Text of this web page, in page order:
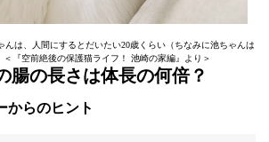
は、人間にするとだいたい20歳くらい（ちなみに池ちゃんは
＜『空前絶後の保護猫ライフ！ 池崎の家編』より＞
腸の長さは体長の何倍？
からのヒント